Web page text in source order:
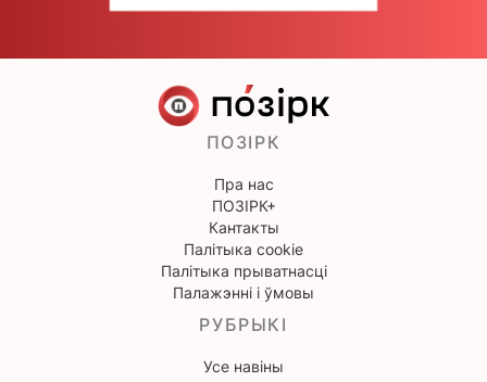
ПОЗІРК
Пра нас
ПОЗІРК+
Кантакты
Палітыка cookie
Палітыка прыватнасці
Палажэнні і ўмовы
РУБРЫКІ
Усе навіны